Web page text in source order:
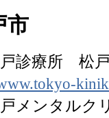
市
戸診療所 松
戸メンタル